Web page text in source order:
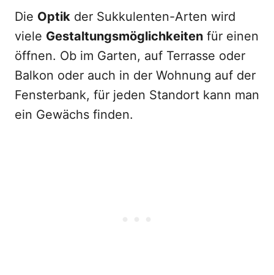
Die Optik der Sukkulenten-Arten wird
viele Gestaltungsmöglichkeiten für einen
öffnen. Ob im Garten, auf Terrasse oder
Balkon oder auch in der Wohnung auf der
Fensterbank, für jeden Standort kann man
ein Gewächs finden.